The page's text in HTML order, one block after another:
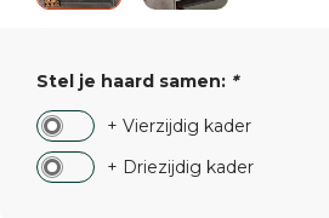
Stel je haard samen: *
+ Vierzijdig kader
+ Driezijdig kader